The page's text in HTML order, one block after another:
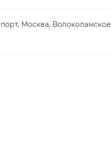
Москва, Волоколамское